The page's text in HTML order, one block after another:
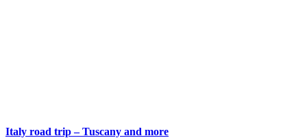
Italy road trip – Tuscany and more